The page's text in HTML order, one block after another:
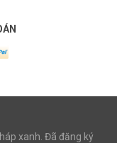
xanh. Đã đăng ký